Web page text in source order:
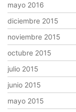
mayo 2016
diciembre 2015
noviembre 2015
octubre 2015
julio 2015
junio 2015
mayo 2015